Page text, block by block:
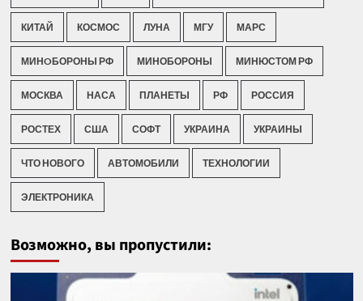
КИТАЙ КОСМОС ЛУНА МГУ МАРС
МИНOБОРОНЫ РФ МИНОБОРОНЫ МИНЮСТОМ РФ
МОСКВА НАСА ПЛАНЕТЫ РФ РОССИЯ
РОСТЕХ США СОФТ УКРАИНА УКРАИНЫ
ЧТО НОВОГО АВТОМОБИЛИ ТЕХНОЛОГИИ
ЭЛЕКТРОНИКА
Возможно, вы пропустили: